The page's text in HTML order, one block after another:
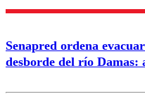
Senapred ordena
desborde del río Damas: